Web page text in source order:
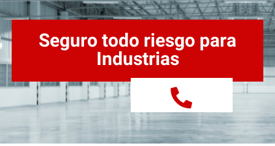
Seguro todo riesgo para
Industrias